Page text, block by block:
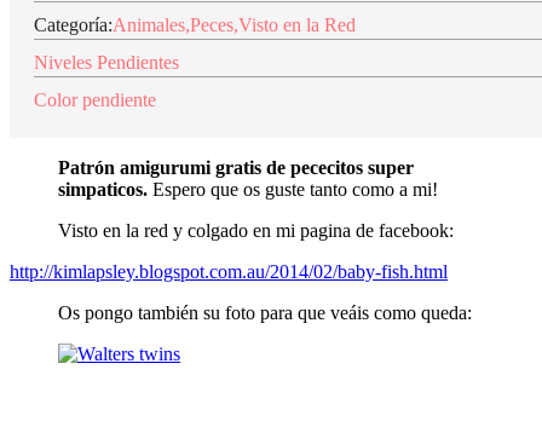
Categoría:Animales,Peces,Visto en la Red
Niveles Pendientes
Color pendiente
Patrón amigurumi gratis de pececitos super
simpaticos. Espero que os guste tanto como a mi!
Visto en la red y colgado en mi pagina de facebook:
http://kimlapsley.blogspot.com.au/2014/02/baby-fish.html
Os pongo también su foto para que veáis como queda: